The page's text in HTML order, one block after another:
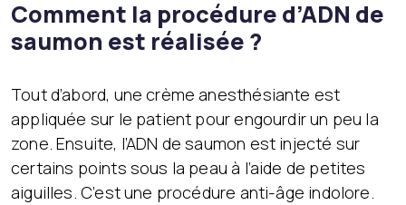
Comment la procédure d’ADN de
saumon est réalisée ?
Tout d’abord, une crème anesthésiante est
appliquée sur le patient pour engourdir un peu la
zone. Ensuite, l’ADN de saumon est injecté sur
certains points sous la peau à l’aide de petites
aiguilles. C’est une procédure anti-âge indolore.